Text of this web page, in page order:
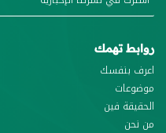
روابط تهمك
اعرف بنفسك
موضوعات
الحقيقة فين
من نحن